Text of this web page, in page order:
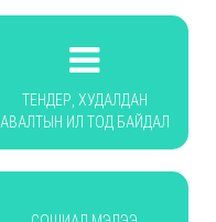
ТЕНДЕР, ХУДАЛДАН
АВАЛТЫН ИЛ ТОД БАЙДАЛ